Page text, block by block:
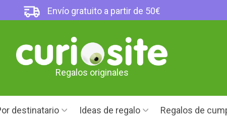
Envío gratuito a partir de 50€
Regalos originales
destinatario Ideas de regalo Regalos de